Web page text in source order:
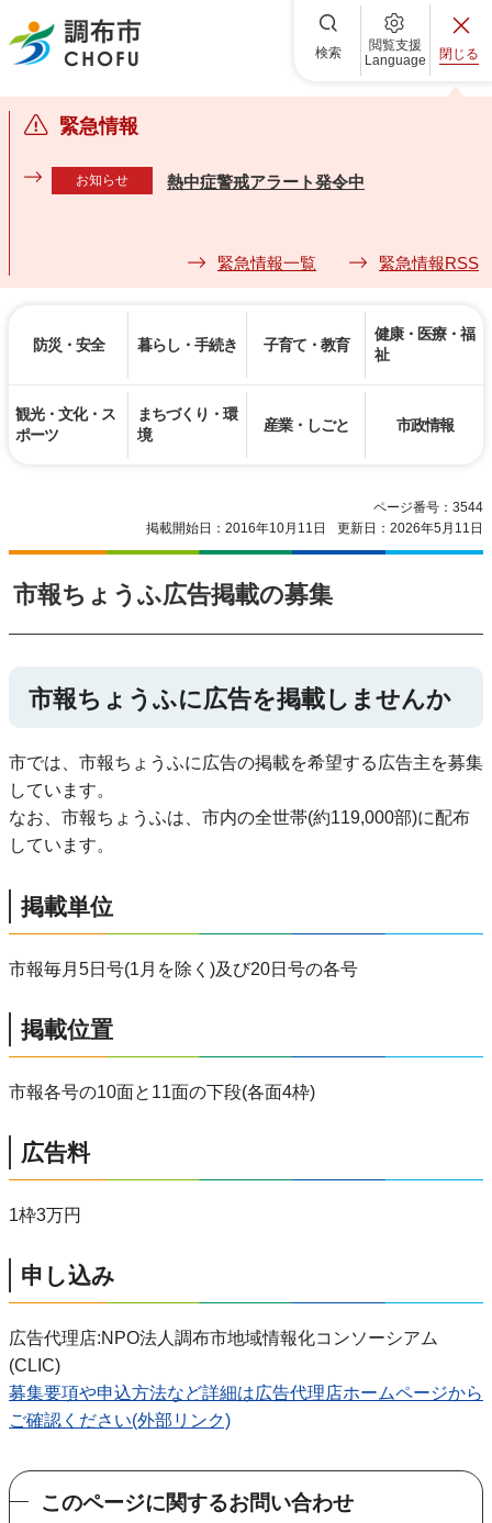
調布市 検索
閲覧支援
Language
閉じる
緊急情報
お知らせ 熱中症警戒アラート発令中
緊急情報一覧 緊急情報RSS
防災・安全 暮らし・手続き 子育て・教育
健康・医療・福
祉
観光・文化・ス
ポーツ
まちづくり・環
境
産業・しごと 市政情報
ページ番号：3544
掲載開始日：2016年10月11日
更新日：2026年5月11日
市報ちょうふ広告掲載の募集
市報ちょうふに広告を掲載しませんか
市では、市報ちょうふに広告の掲載を希望する広告主を募集
しています。
なお、市報ちょうふは、市内の全世帯(約119,000部)に配布
しています。
掲載単位
市報毎月5日号(1月を除く)及び20日号の各号
掲載位置
市報各号の10面と11面の下段(各面4枠)
広告料
1枠3万円
申し込み
広告代理店:NPO法人調布市地域情報化コンソーシアム
(CLIC)
募集要項や申込方法など詳細は広告代理店ホームページから
ご確認ください(外部リンク)
このページに関するお問い合わせ